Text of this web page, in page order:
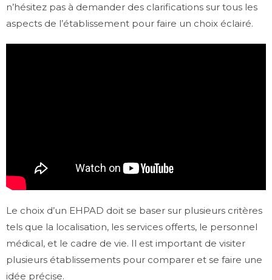
n’hésitez pas à demander des clarifications sur tous les
aspects de l’établissement pour faire un choix éclairé.
Le choix d’un EHPAD doit se baser sur plusieurs critères
tels que la localisation, les services offerts, le personnel
médical, et le cadre de vie. Il est important de visiter
plusieurs établissements pour comparer et se faire une
idée précise.